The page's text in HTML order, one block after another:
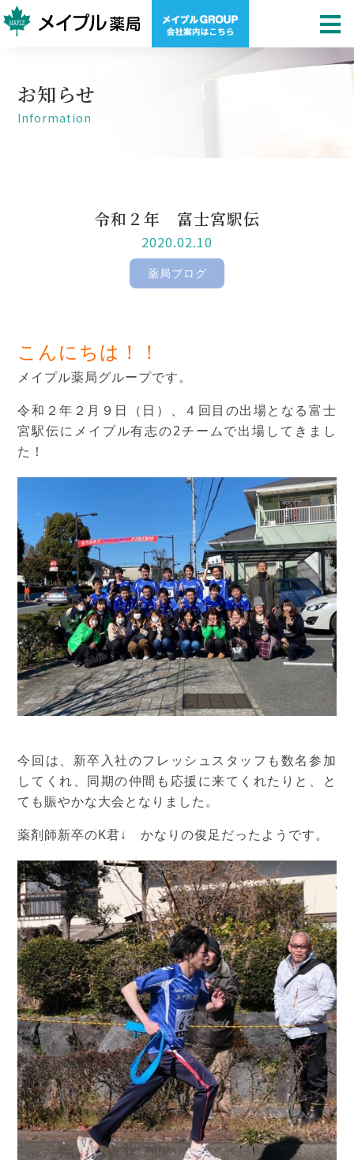
お知らせ
Information
令和２年 富士宮駅伝
2020.02.10
薬局ブログ
こんにちは！！
メイプル薬局グループです。
令和２年２月９日（日）、４回目の出場となる富士
宮駅伝にメイプル有志の2チームで出場してきまし
た！
今回は、新卒入社のフレッシュスタッフも数名参加
してくれ、同期の仲間も応援に来てくれたりと、と
ても賑やかな大会となりました。
薬剤師新卒のK君↓ かなりの俊足だったようです。